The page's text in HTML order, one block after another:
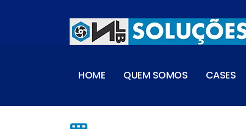
HOME QUEM SOMOS CASES